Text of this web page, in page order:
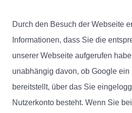
Durch den Besuch der Webseite
Informationen, dass Sie die
unserer Webseite aufgerufen
unabhängig davon, ob Google ein
bereitstellt, über das Sie
Nutzerkonto besteht. Wenn Sie